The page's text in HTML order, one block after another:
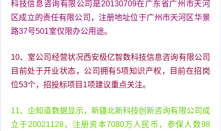
科技信息咨询有限公司是20130709在广东省广州市天河
区成立的责任有限公司，注册地址位于广州市天河区华景
路37号501室仅限办公用途。
10、室公司经营状况西安极亿智数科技信息咨询有限公司
目前处于开业状态，公司拥有5项知识产权，目前在招岗
位53个，招投标项目1项建议重点关注。
11、企知道数据显示，新疆北新科技创新咨询有限公司成
立于20021128，注册资本7080万人民币，参保人数98